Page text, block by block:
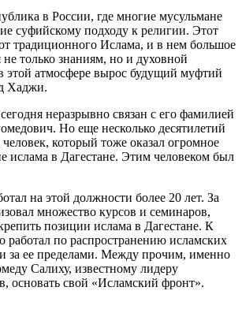
в России, где многие мусульмане
суфийскому подходу к религии. Этот
традиционного Ислама, и в нем большое
не только знаниям, но и духовной
этой атмосфере вырос будущий муфтий
Хаджи.
неразрывно связан с его фамилией
Но еще несколько десятилетий
который тоже оказал огромное
ислама в Дагестане. Этим человеком был
на этой должности более 20 лет. За
множество курсов и семинаров,
позиции ислама в Дагестане. К
работал по распространению исламских
за ее пределами. Между прочим, именно
Салиху, известному лидеру
основать свой «Исламский фронт».